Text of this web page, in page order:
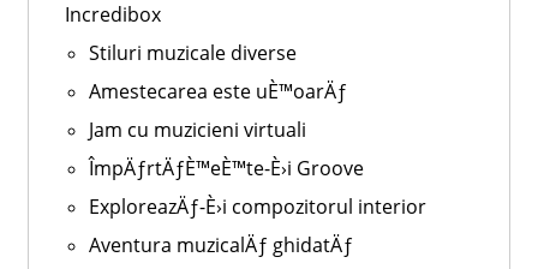
Incredibox
Stiluri muzicale diverse
Amestecarea este uÈ™oarÄƒ
Jam cu muzicieni virtuali
ÎmpÄƒrtÄƒÈ™eÈ™te-È›i Groove
ExploreazÄƒ-È›i compozitorul interior
Aventura muzicalÄƒ ghidatÄƒ